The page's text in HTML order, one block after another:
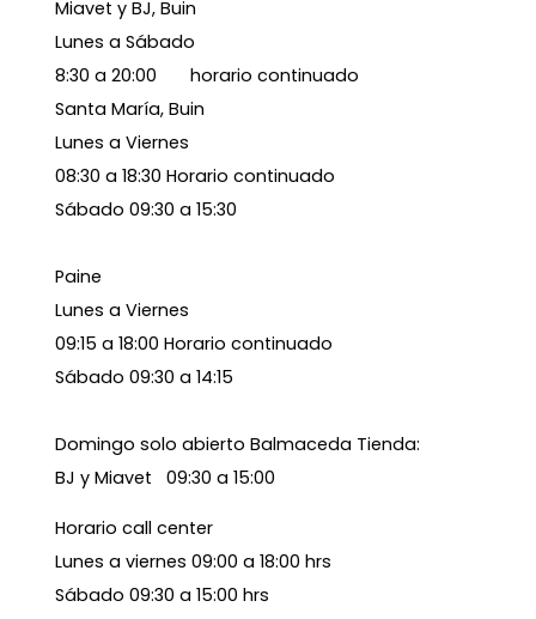
Miavet y BJ, Buin
Lunes a Sábado
8:30 a 20:00 horario continuado
Santa María, Buin
Lunes a Viernes
08:30 a 18:30 Horario continuado
Sábado 09:30 a 15:30
Paine
Lunes a Viernes
09:15 a 18:00 Horario continuado
Sábado 09:30 a 14:15
Domingo solo abierto Balmaceda Tienda:
BJ y Miavet 09:30 a 15:00
Horario call center
Lunes a viernes 09:00 a 18:00 hrs
Sábado 09:30 a 15:00 hrs